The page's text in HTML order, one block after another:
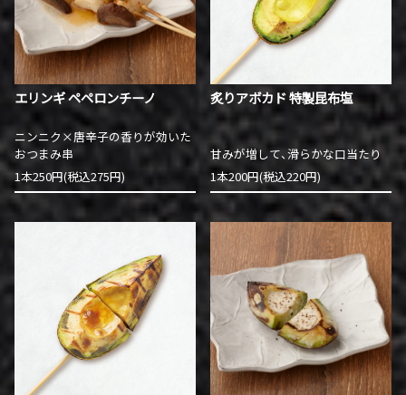
エリンギ ペペロンチーノ
ニンニク×唐辛子の香りが効いた
おつまみ串
1本250円(税込275円)
炙りアボカド 特製昆布塩
甘みが増して、滑らかな口当たり
1本200円(税込220円)